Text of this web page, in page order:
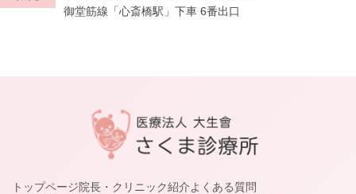
御堂筋線「心斎橋駅」下車 6番出口
トップページ院長・クリニック紹介よくある質問